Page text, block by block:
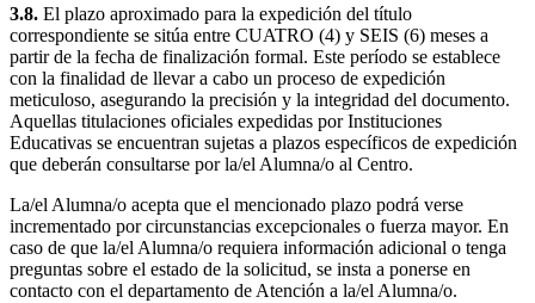
3.8. El plazo aproximado para la expedición del título
correspondiente se sitúa entre CUATRO (4) y SEIS (6) meses a
partir de la fecha de finalización formal. Este período se establece
con la finalidad de llevar a cabo un proceso de expedición
meticuloso, asegurando la precisión y la integridad del documento.
Aquellas titulaciones oficiales expedidas por Instituciones
Educativas se encuentran sujetas a plazos específicos de expedición
que deberán consultarse por la/el Alumna/o al Centro.
La/el Alumna/o acepta que el mencionado plazo podrá verse
incrementado por circunstancias excepcionales o fuerza mayor. En
caso de que la/el Alumna/o requiera información adicional o tenga
preguntas sobre el estado de la solicitud, se insta a ponerse en
contacto con el departamento de Atención a la/el Alumna/o.